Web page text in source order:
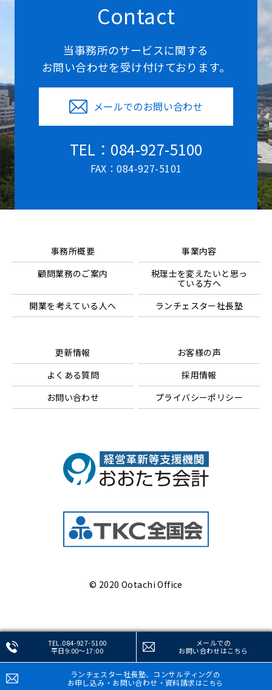
TEL.084-927-5100
平日9:00～17:00
メールでの
お問い合わせはこちら
ランチェスター社長塾、コンサルティングの
お申し込み・お問い合わせ・資料請求はこちら
Contact
当事務所のサービスに関する
お問い合わせを受け付けております。
メールでのお問い合わせ
TEL：084-927-5100
FAX：084-927-5101
事務所概要
事業内容
顧問業務のご案内
税理士を変えたいと思っ
ている方へ
開業を考えている人へ
ランチェスター社長塾
更新情報
お客様の声
よくある質問
採用情報
お問い合わせ
プライバシーポリシー
© 2020 Ootachi Office